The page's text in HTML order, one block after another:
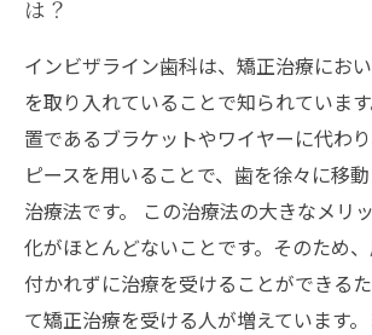
は？
インビザライン歯科は、矯正治療にお
を取り入れていることで知られていま
置であるブラケットやワイヤーに代わ
ピースを用いることで、歯を徐々に移
治療法です。 この治療法の大きなメリ
化がほとんどないことです。そのため
付かれずに治療を受けることができる
て矯正治療を受ける人が増えています